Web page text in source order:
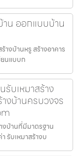
าน ออกแบบบ้าน
างบ้านหรู สร้างอาคาร
ยนแบบก
บเหมาสร้าง
งบ้านครบวงจร
งบ้านที่มีมาตรฐาน
รับเหมาสร้างบ